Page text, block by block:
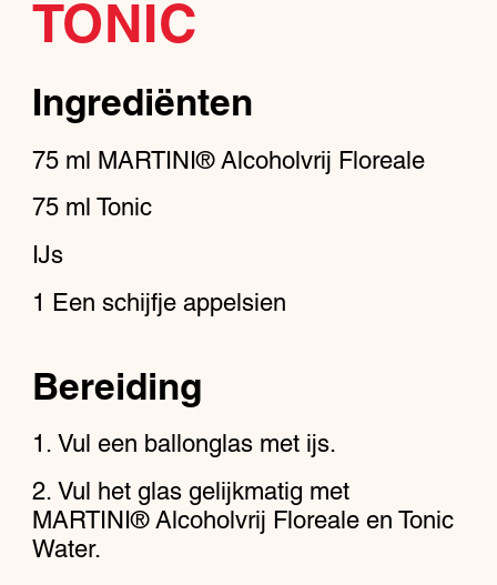
TONIC
Ingrediënten
75 ml MARTINI® Alcoholvrij Floreale
75 ml Tonic
IJs
1 Een schijfje appelsien
Bereiding
Vul een ballonglas met ijs.
Vul het glas gelijkmatig met
MARTINI® Alcoholvrij Floreale en Tonic
Water.